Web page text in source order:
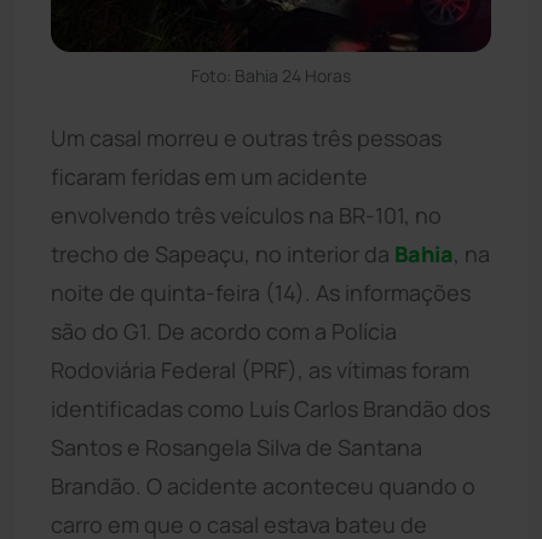
Foto: Bahia 24 Horas
Um casal morreu e outras três pessoas
ficaram feridas em um acidente
envolvendo três veículos na BR-101, no
trecho de Sapeaçu, no interior da Bahia, na
noite de quinta-feira (14). As informações
são do G1. De acordo com a Polícia
Rodoviária Federal (PRF), as vítimas foram
identificadas como Luís Carlos Brandão dos
Santos e Rosangela Silva de Santana
Brandão. O acidente aconteceu quando o
carro em que o casal estava bateu de